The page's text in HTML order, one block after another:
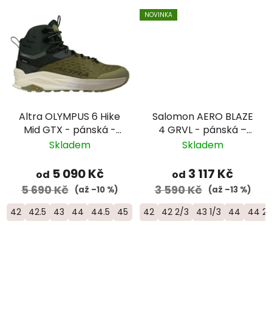
Altra OLYMPUS 6 Hike
Mid GTX - pánská -
zelená
Skladem
od 5 090 Kč
5 690 Kč (až –10 %)
42 42.5 43 44 44.5 45 46.5
NOVINKA
Salomon AERO BLAZE
4 GRVL - pánská –
modrá
Skladem
od 3 117 Kč
3 590 Kč (až –13 %)
42 42 2/3 43 1/3 44 44